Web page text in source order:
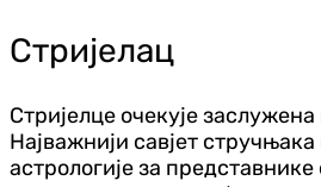
Стријелац
Стријелце очекује
Најважнији савјет стручњака
астрологије за представнике